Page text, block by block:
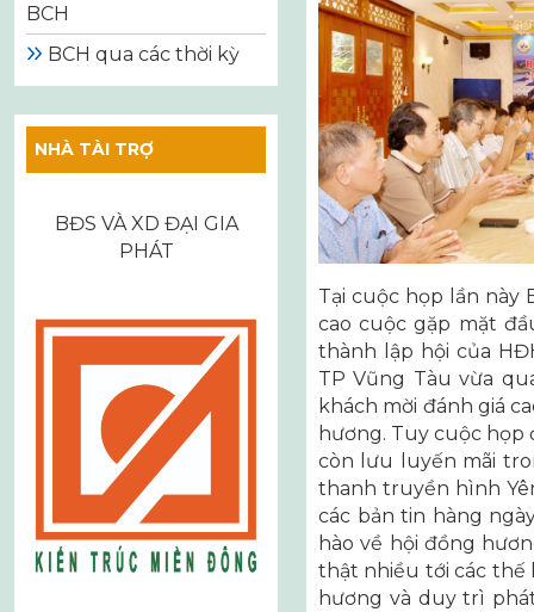
BCH
BCH qua các thời kỳ
NHÀ TÀI TRỢ
BĐS VÀ XD ĐẠI GIA
PHÁT
Tại cuộc họp lần này
cao cuộc gặp mặt
thành lập hội của
TP Vũng Tàu vừa
khách mời đánh giá
hương. Tuy cuộc họp
còn lưu luyến mãi
thanh truyền hình
các bản tin hàng
hào về hội đồng
thật nhiều tới các thế
hương và duy trì